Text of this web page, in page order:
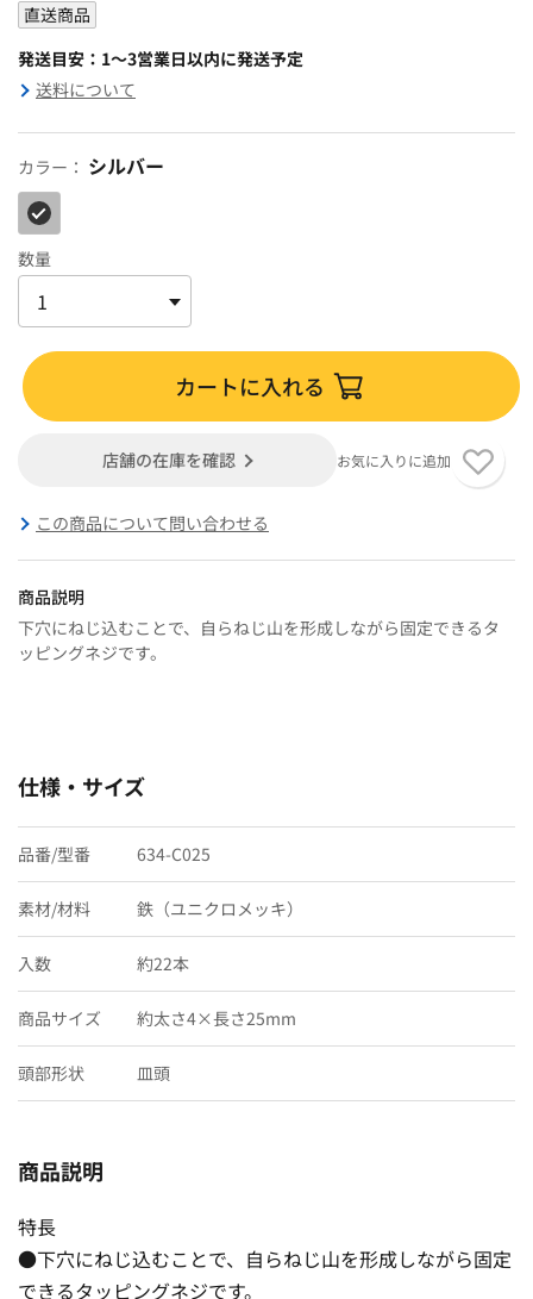
直送商品
発送目安：1～3営業日以内に発送予定
送料について
カラー： シルバー
数量
カートに入れる
店舗の在庫を確認 お気に入りに追加
この商品について問い合わせる
商品説明
下穴にねじ込むことで、自らねじ山を形成しながら固定できるタ
ッピングネジです。
仕様・サイズ
品番/型番 634-C025
素材/材料 鉄（ユニクロメッキ）
入数 約22本
商品サイズ 約太さ4×長さ25mm
頭部形状 皿頭
商品説明
特長
●下穴にねじ込むことで、自らねじ山を形成しながら固定
できるタッピングネジです。